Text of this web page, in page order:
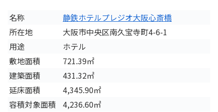
名称
静鉄ホテルプレジオ大阪心斎橋
所在地
大阪市中央区南久宝寺町4-6-1
用途
ホテル
敷地面積
721.39㎡
建築面積
431.32㎡
延床面積
4,345.90㎡
容積対象面積
4,236.60㎡